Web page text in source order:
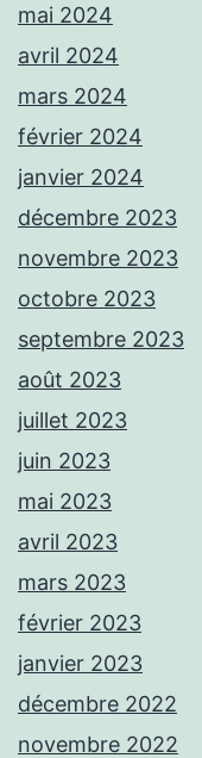
mai 2024
avril 2024
mars 2024
février 2024
janvier 2024
décembre 2023
novembre 2023
octobre 2023
septembre 2023
août 2023
juillet 2023
juin 2023
mai 2023
avril 2023
mars 2023
février 2023
janvier 2023
décembre 2022
novembre 2022